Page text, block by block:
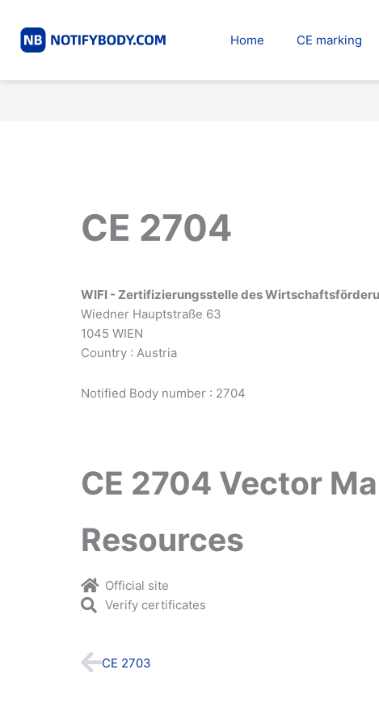
content
Home CE marking
CE 2704
WIFI - Zertifizierungsstelle des
Wiedner Hauptstraße 63
1045 WIEN
Country : Austria
Notified Body number : 2704
CE 2704 Vector
Resources
Official site
Verify certificates
Prev
CE 2703